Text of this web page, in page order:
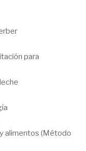
para
alimentos (Método